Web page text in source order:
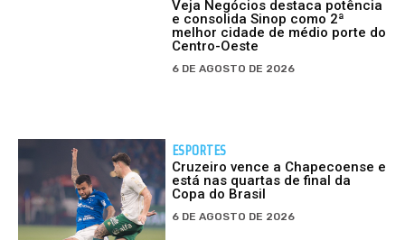
Veja Negócios destaca potência
e consolida Sinop como 2ª
melhor cidade de médio porte do
Centro-Oeste
6 DE AGOSTO DE 2026
ESPORTES
Cruzeiro vence a Chapecoense e
está nas quartas de final da
Copa do Brasil
6 DE AGOSTO DE 2026